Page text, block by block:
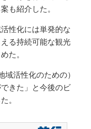
も紹介した。
性化には単発的な
る持続可能な観光
た。
活性化のための）
きた」と今後のビ
。